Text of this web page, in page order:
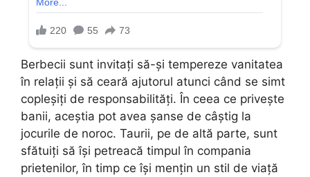
Berbecii sunt invitați să-și tempereze vanitatea
în relații și să ceară ajutorul atunci când se simt
copleșiți de responsabilități. În ceea ce privește
banii, aceștia pot avea șanse de câștig la
jocurile de noroc. Taurii, pe de altă parte, sunt
sfătuiți să își petreacă timpul în compania
prietenilor, în timp ce își mențin un stil de viață